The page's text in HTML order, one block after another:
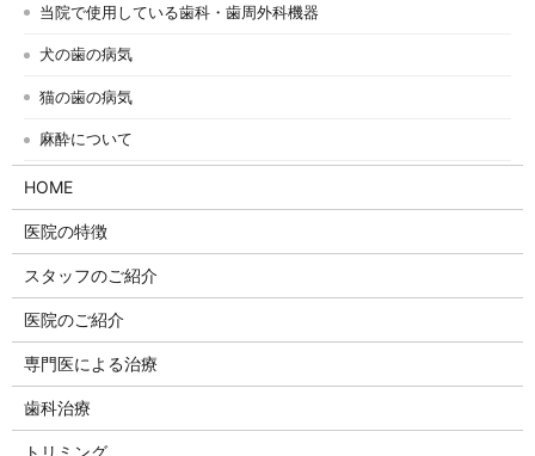
当院で使用している歯科・歯周外科機器
犬の歯の病気
猫の歯の病気
麻酔について
HOME
医院の特徴
スタッフのご紹介
医院のご紹介
専門医による治療
歯科治療
トリミング